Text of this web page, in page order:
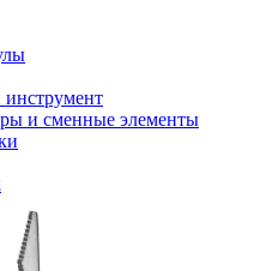
инструмент
и сменные элементы